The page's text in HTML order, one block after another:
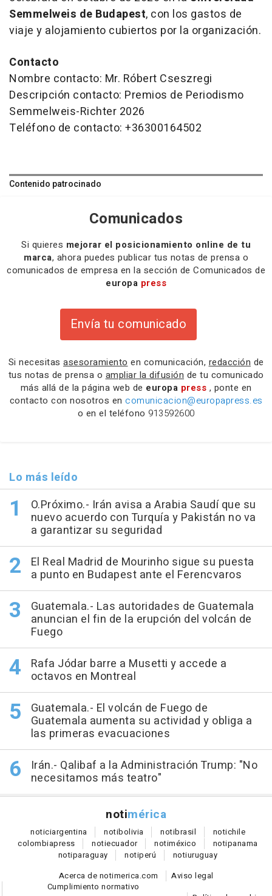
Semmelweis de Budapest, con los gastos de
viaje y alojamiento cubiertos por la organización.
Contacto
Nombre contacto: Mr. Róbert Cseszregi
Descripción contacto: Premios de Periodismo
Semmelweis-Richter 2026
Teléfono de contacto: +36300164502
Contenido patrocinado
Comunicados
Si quieres mejorar el posicionamiento online de tu
marca, ahora puedes publicar tus notas de prensa o
comunicados de empresa en la sección de Comunicados de
europa press
Envía tu comunicado
Si necesitas asesoramiento en comunicación, redacción de
tus notas de prensa o ampliar la difusión de tu comunicado
más allá de la página web de europa press , ponte en
contacto con nosotros en comunicacion@europapress.es
o en el teléfono 913592600
Lo más leído
O.Próximo.- Irán avisa a Arabia Saudí que su
nuevo acuerdo con Turquía y Pakistán no va
a garantizar su seguridad
El Real Madrid de Mourinho sigue su puesta
a punto en Budapest ante el Ferencvaros
Guatemala.- Las autoridades de Guatemala
anuncian el fin de la erupción del volcán de
Fuego
Rafa Jódar barre a Musetti y accede a
octavos en Montreal
Guatemala.- El volcán de Fuego de
Guatemala aumenta su actividad y obliga a
las primeras evacuaciones
Irán.- Qalibaf a la Administración Trump: "No
necesitamos más teatro"
notimérica
noticiargentina notibolivia notibrasil notichile
colombiapress notiecuador notiméxico notipanama
notiparaguay notiperú notiuruguay
Acerca de notimerica.com
Aviso legal
Cumplimiento normativo